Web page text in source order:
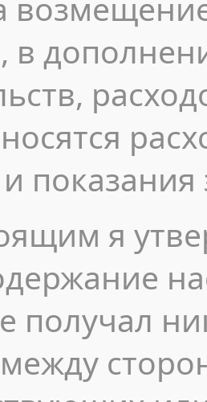
в
показания
я
получал